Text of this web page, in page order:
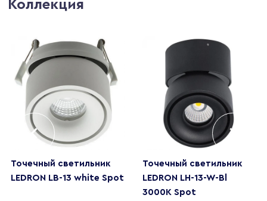
Коллекция
Точечный светильник
LEDRON LB-13 white Spot
Точечный светильник
LEDRON LH-13-W-Bl
3000K Spot